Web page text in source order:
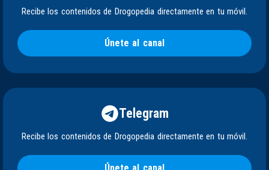
Recibe los contenidos de Drogopedia directamente en tu móvil.
Únete al canal
Telegram
Recibe los contenidos de Drogopedia directamente en tu móvil.